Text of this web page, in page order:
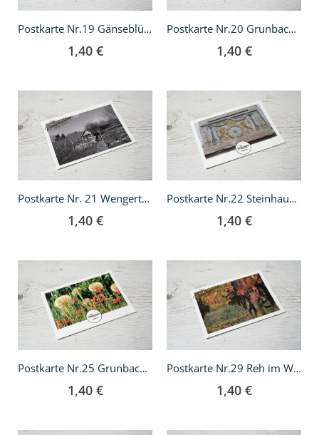
Postkarte Nr.19 Gänseblümchen
1,40 €
Postkarte Nr.20 Grunbach im Schnee
1,40 €
Postkarte Nr. 21 Wengerterhäuschen
1,40 €
Warenkorb
Postkarte Nr.22 Steinhauerei
1,40 €
Warenkorb
Postkarte Nr.25 Grunbacher Weltgarten
1,40 €
Warenkorb
Postkarte Nr.29 Reh im Weinberg
1,40 €
Warenkorb